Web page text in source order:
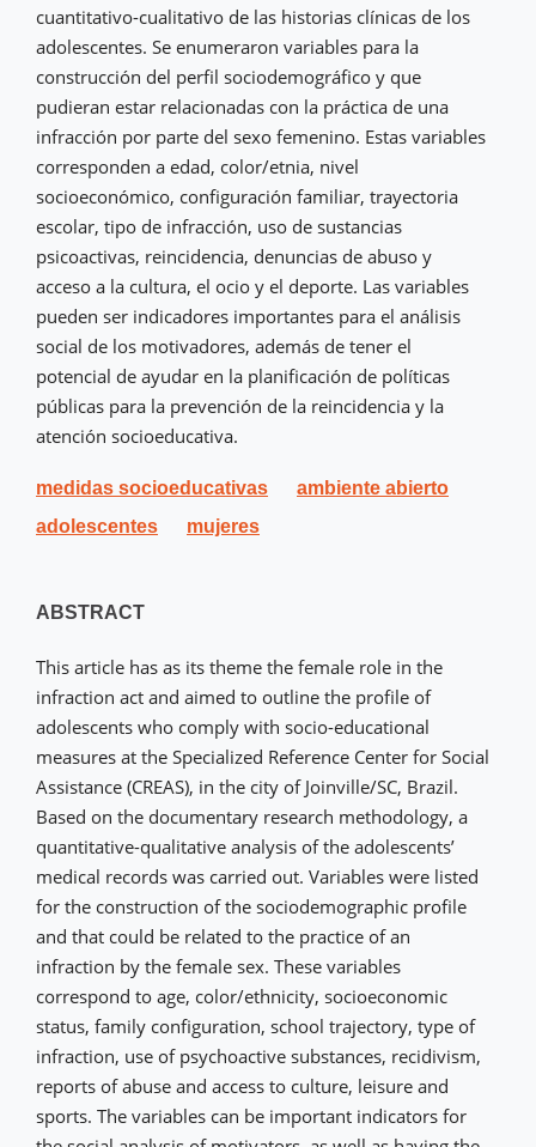
cuantitativo-cualitativo de las historias clínicas de los
adolescentes. Se enumeraron variables para la
construcción del perfil sociodemográfico y que
pudieran estar relacionadas con la práctica de una
infracción por parte del sexo femenino. Estas variables
corresponden a edad, color/etnia, nivel
socioeconómico, configuración familiar, trayectoria
escolar, tipo de infracción, uso de sustancias
psicoactivas, reincidencia, denuncias de abuso y
acceso a la cultura, el ocio y el deporte. Las variables
pueden ser indicadores importantes para el análisis
social de los motivadores, además de tener el
potencial de ayudar en la planificación de políticas
públicas para la prevención de la reincidencia y la
atención socioeducativa.
medidas socioeducativas
ambiente abierto
adolescentes
mujeres
ABSTRACT
This article has as its theme the female role in the
infraction act and aimed to outline the profile of
adolescents who comply with socio-educational
measures at the Specialized Reference Center for Social
Assistance (CREAS), in the city of Joinville/SC, Brazil.
Based on the documentary research methodology, a
quantitative-qualitative analysis of the adolescents’
medical records was carried out. Variables were listed
for the construction of the sociodemographic profile
and that could be related to the practice of an
infraction by the female sex. These variables
correspond to age, color/ethnicity, socioeconomic
status, family configuration, school trajectory, type of
infraction, use of psychoactive substances, recidivism,
reports of abuse and access to culture, leisure and
sports. The variables can be important indicators for